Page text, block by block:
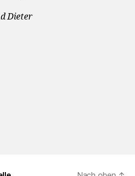
Dieter